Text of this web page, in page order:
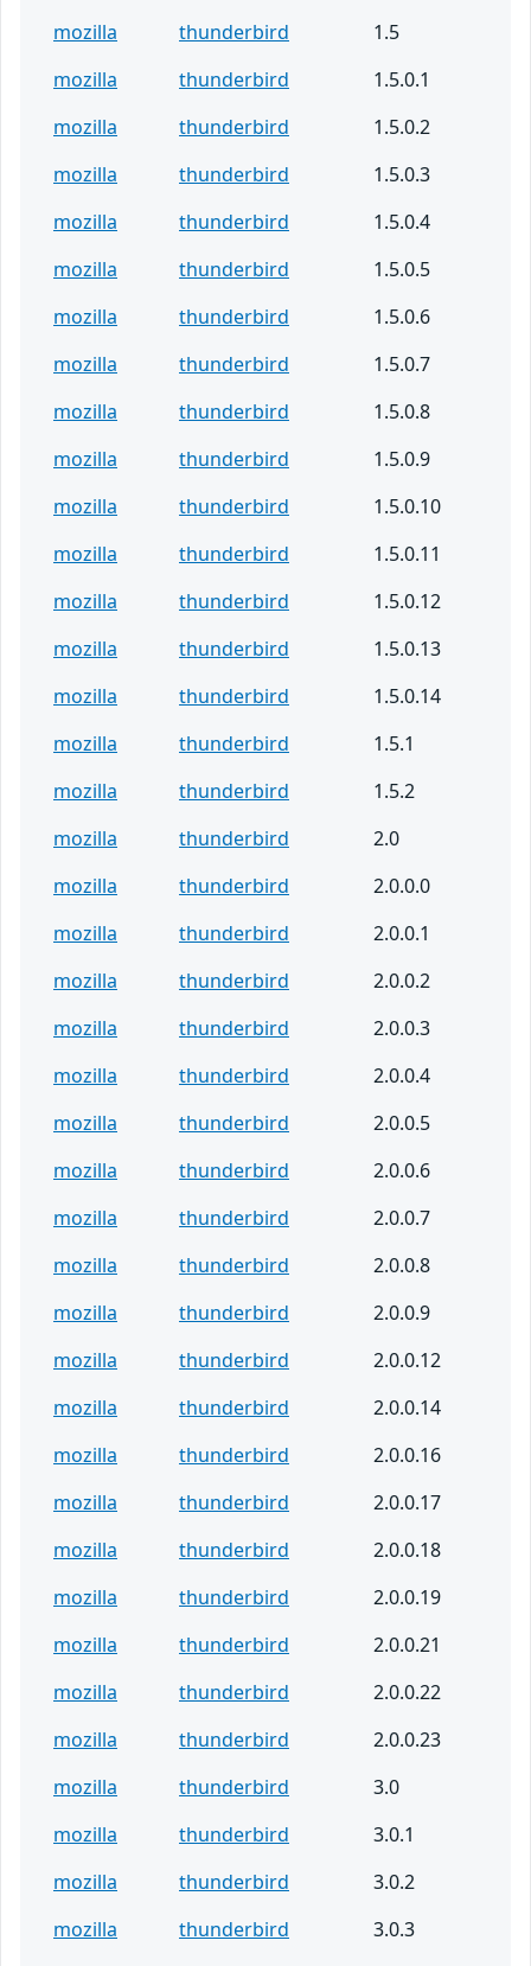
mozilla
thunderbird
1.5
mozilla
thunderbird
1.5.0.1
mozilla
thunderbird
1.5.0.2
mozilla
thunderbird
1.5.0.3
mozilla
thunderbird
1.5.0.4
mozilla
thunderbird
1.5.0.5
mozilla
thunderbird
1.5.0.6
mozilla
thunderbird
1.5.0.7
mozilla
thunderbird
1.5.0.8
mozilla
thunderbird
1.5.0.9
mozilla
thunderbird
1.5.0.10
mozilla
thunderbird
1.5.0.11
mozilla
thunderbird
1.5.0.12
mozilla
thunderbird
1.5.0.13
mozilla
thunderbird
1.5.0.14
mozilla
thunderbird
1.5.1
mozilla
thunderbird
1.5.2
mozilla
thunderbird
2.0
mozilla
thunderbird
2.0.0.0
mozilla
thunderbird
2.0.0.1
mozilla
thunderbird
2.0.0.2
mozilla
thunderbird
2.0.0.3
mozilla
thunderbird
2.0.0.4
mozilla
thunderbird
2.0.0.5
mozilla
thunderbird
2.0.0.6
mozilla
thunderbird
2.0.0.7
mozilla
thunderbird
2.0.0.8
mozilla
thunderbird
2.0.0.9
mozilla
thunderbird
2.0.0.12
mozilla
thunderbird
2.0.0.14
mozilla
thunderbird
2.0.0.16
mozilla
thunderbird
2.0.0.17
mozilla
thunderbird
2.0.0.18
mozilla
thunderbird
2.0.0.19
mozilla
thunderbird
2.0.0.21
mozilla
thunderbird
2.0.0.22
mozilla
thunderbird
2.0.0.23
mozilla
thunderbird
3.0
mozilla
thunderbird
3.0.1
mozilla
thunderbird
3.0.2
mozilla
thunderbird
3.0.3